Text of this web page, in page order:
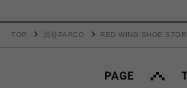
TOP 渋谷PARCO RED WING SHOE